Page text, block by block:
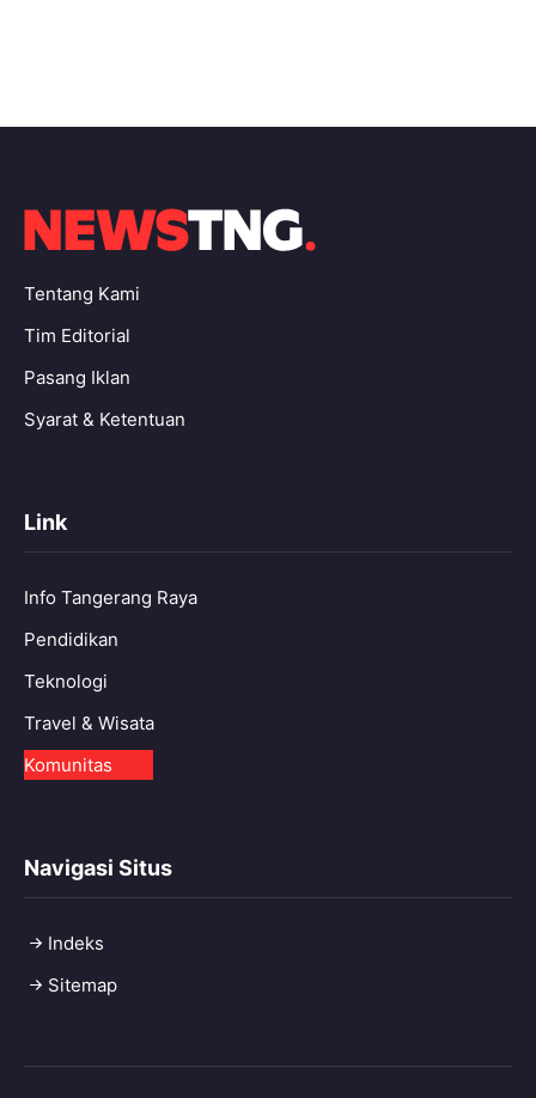
Tentang Kami
Tim Editorial
Pasang Iklan
Syarat & Ketentuan
Link
Info Tangerang Raya
Pendidikan
Teknologi
Travel & Wisata
Komunitas
Navigasi Situs
Indeks
Sitemap